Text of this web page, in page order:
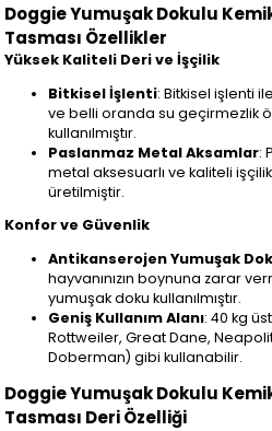
Doggie Yumuşak Dokulu
Tasması Özellikler
Yüksek Kaliteli Deri ve İşçilik
Bitkisel İşlenti: Bitkisel işlenti
ve belli oranda su geçirmezlik
kullanılmıştır.
Paslanmaz Metal Aksamlar:
metal aksesuarlı ve kaliteli
üretilmiştir.
Konfor ve Güvenlik
Antikanserojen Yumuşak
hayvanınızın boynuna zarar
yumuşak doku kullanılmıştır.
Geniş Kullanım Alanı: 40 kg
Rottweiler, Great Dane,
Doberman) gibi kullanabilir.
Doggie Yumuşak Dokulu
Tasması Deri Özelliği